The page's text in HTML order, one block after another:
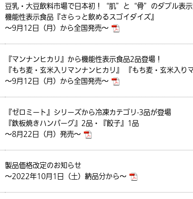
豆乳・大豆飲料市場で日本初！“肌”と“骨”のダブル表示
機能性表示食品『さらっと飲めるスゴイダイズ』
～9月12日（月）から全国発売～
『マンナンヒカリ』から機能性表示食品2品登場！
『もち麦・玄米入リマンナンヒカリ』 『もち麦・玄米入り
～9月12日（月）から全国発売～
『ゼロミート』シリーズから冷凍カテゴリ-3品が登場
『鉄板焼きハンバーグ』2品・『餃子』1品
～8月22日（月）発売～
製品価格改定のお知らせ
～2022年10月1日（土）納品分から～